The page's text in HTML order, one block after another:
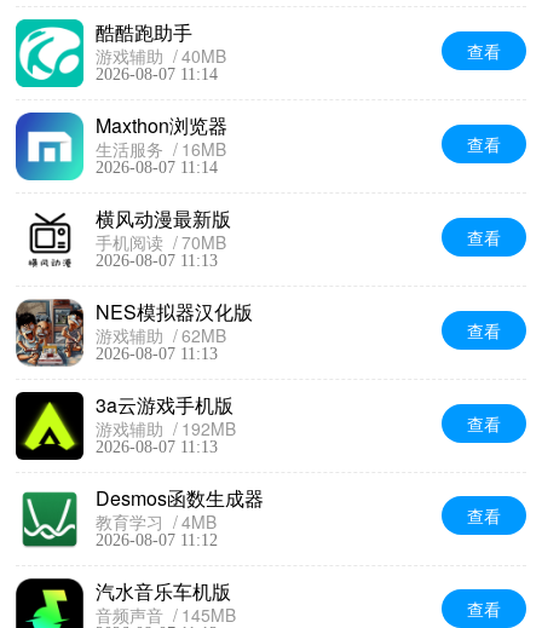
酷酷跑助手
游戏辅助 40MB
2026-08-07 11:14
查看
Maxthon浏览器
生活服务 16MB
2026-08-07 11:14
查看
横风动漫最新版
手机阅读 70MB
2026-08-07 11:13
查看
NES模拟器汉化版
游戏辅助 62MB
2026-08-07 11:13
查看
3a云游戏手机版
游戏辅助 192MB
2026-08-07 11:13
查看
Desmos函数生成器
教育学习 4MB
2026-08-07 11:12
查看
汽水音乐车机版
音频声音 145MB 查看